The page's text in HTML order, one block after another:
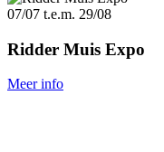
07/07 t.e.m. 29/08
Ridder Muis Expo
Meer info